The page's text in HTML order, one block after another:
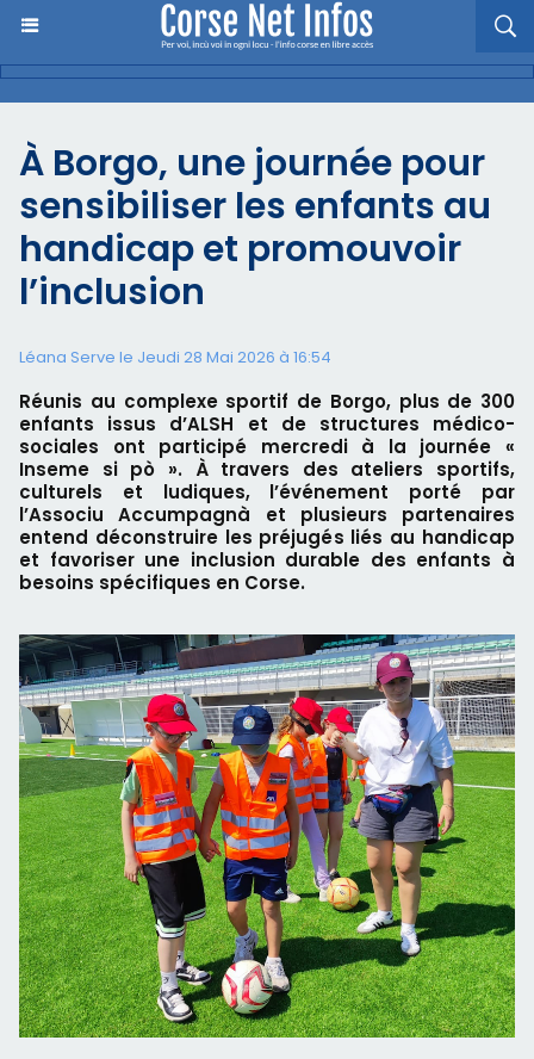
À Borgo, une journée pour
sensibiliser les enfants au
handicap et promouvoir
l’inclusion
Léana Serve le Jeudi 28 Mai 2026 à 16:54
Réunis au complexe sportif de Borgo, plus de 300
enfants issus d’ALSH et de structures médico-
sociales ont participé mercredi à la journée «
Inseme si pò ». À travers des ateliers sportifs,
culturels et ludiques, l’événement porté par
l’Associu Accumpagnà et plusieurs partenaires
entend déconstruire les préjugés liés au handicap
et favoriser une inclusion durable des enfants à
besoins spécifiques en Corse.